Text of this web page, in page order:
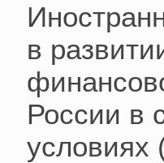
в
России в
условиях